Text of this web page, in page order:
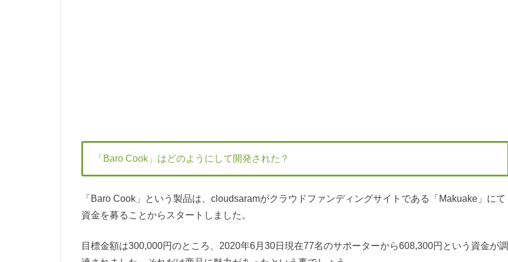
「Baro Cook」はどのようにして開発された？
「Baro Cook」という製品は、cloudsaramがクラウドファンディングサイトである「Makuake」にて
資金を募ることからスタートしました。
目標金額は300,000円のところ、2020年6月30日現在77名のサポーターから608,300円という資金が調